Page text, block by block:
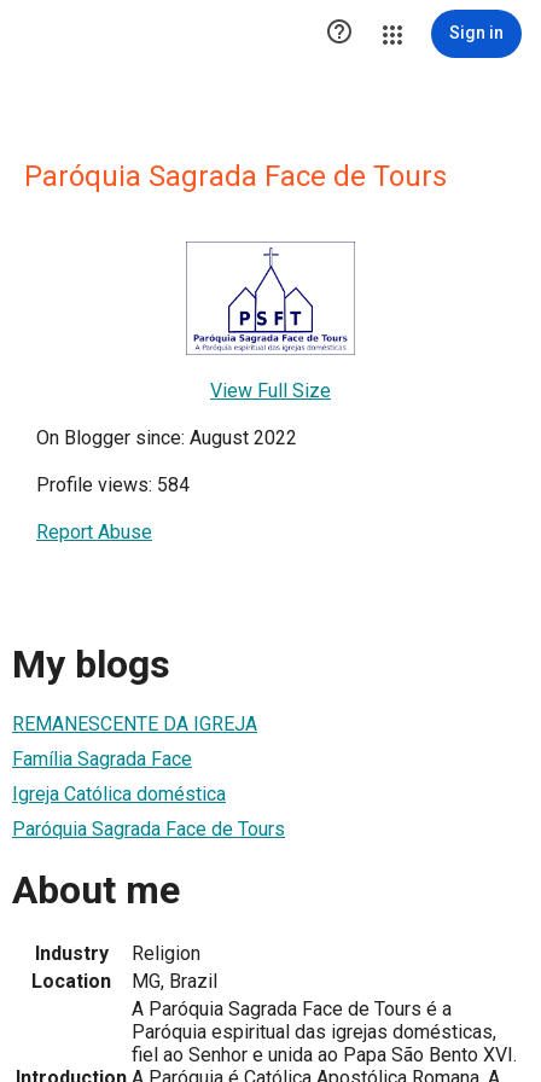
 Sign in
Paróquia Sagrada Face de Tours
View Full Size
On Blogger since: August 2022
Profile views: 584
Report Abuse
My blogs
REMANESCENTE DA IGREJA
Família Sagrada Face
Igreja Católica doméstica
Paróquia Sagrada Face de Tours
About me
Industry
Religion
Location
MG, Brazil
A Paróquia Sagrada Face de Tours é a
Paróquia espiritual das igrejas domésticas,
fiel ao Senhor e unida ao Papa São Bento XVI.